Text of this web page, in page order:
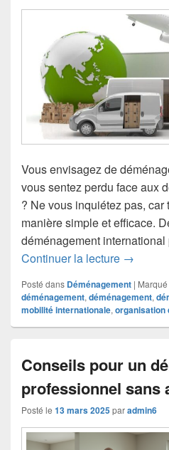
Vous envisagez de
vous sentez perdu face aux
? Ne vous inquiétez pas,
manière simple et efficace.
déménagement
Continuer la lecture →
Posté dans Déménagement |
déménagement, déménagement,
mobilité internationale, organisation
Conseils pour un
professionnel sans
Posté le 13 mars 2025paradmin6